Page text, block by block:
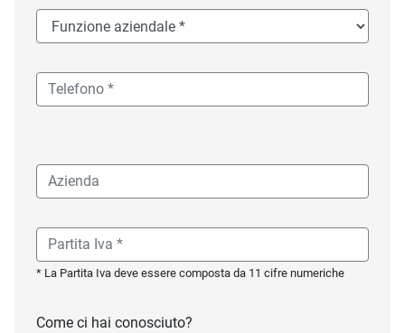
* La Partita Iva deve essere composta da 11 cifre numeriche
Come ci hai conosciuto?